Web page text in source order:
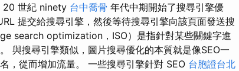
20 世紀 ninety 台中喬骨 年代中期開始了搜尋引擎優
提交給搜尋引擎，然後等待搜尋引擎向該頁面發送搜
search optimization，ISO）是指針對某些關鍵字進
與搜尋引擎類似，圖片搜尋優化的本質就是像SEO一
，從而增加流量。 一些搜尋引擎針對 SEO 台胞證台北